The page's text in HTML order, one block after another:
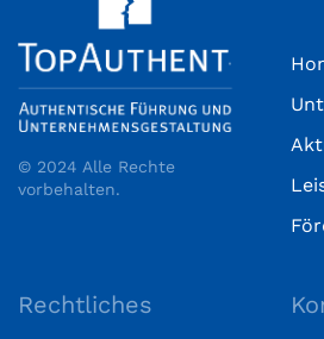
© 2024 Alle Rechte
vorbehalten.
Rechtliches